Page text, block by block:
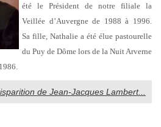
été le Président de notre filiale la
Veillée d’Auvergne de 1988 à 1996.
Sa fille, Nathalie a été élue pastourelle
du Puy de Dôme lors de la Nuit Arverne
de Jean-Jacques Lambert...